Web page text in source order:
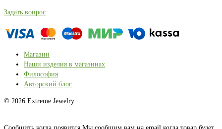
Задать вопрос
Магазин
Наши изделия в магазинах
Философия
Авторский блог
© 2026 Extreme Jewelry